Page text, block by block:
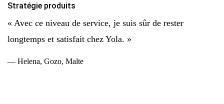
Stratégie produits
« Avec ce niveau de service, je suis sûr de rester
longtemps et satisfait chez Yola. »
— Helena, Gozo, Malte